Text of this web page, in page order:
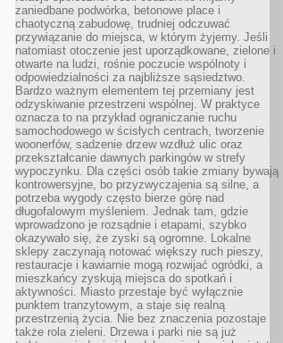
zaniedbane podwórka, betonowe place i
chaotyczną zabudowę, trudniej odczuwać
przywiązanie do miejsca, w którym żyjemy. Jeśli
natomiast otoczenie jest uporządkowane, zielone i
otwarte na ludzi, rośnie poczucie wspólnoty i
odpowiedzialności za najbliższe sąsiedztwo.
Bardzo ważnym elementem tej przemiany jest
odzyskiwanie przestrzeni wspólnej. W praktyce
oznacza to na przykład ograniczanie ruchu
samochodowego w ścisłych centrach, tworzenie
woonerfów, sadzenie drzew wzdłuż ulic oraz
przekształcanie dawnych parkingów w strefy
wypoczynku. Dla części osób takie zmiany bywają
kontrowersyjne, bo przyzwyczajenia są silne, a
potrzeba wygody często bierze górę nad
długofalowym myśleniem. Jednak tam, gdzie
wprowadzono je rozsądnie i etapami, szybko
okazywało się, że zyski są ogromne. Lokalne
sklepy zaczynają notować większy ruch pieszy,
restauracje i kawiarnie mogą rozwijać ogródki, a
mieszkańcy zyskują miejsca do spotkań i
aktywności. Miasto przestaje być wyłącznie
punktem tranzytowym, a staje się realną
przestrzenią życia. Nie bez znaczenia pozostaje
także rola zieleni. Drzewa i parki nie są już